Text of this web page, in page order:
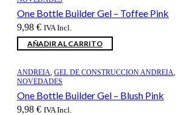
One Bottle Builder Gel – Toffee Pink
9,98 € IVA Incl.
AÑADIR AL CARRITO
ANDREIA, GEL DE CONSTRUCCION ANDREIA,
NOVEDADES
One Bottle Builder Gel – Blush Pink
9,98 € IVA Incl.